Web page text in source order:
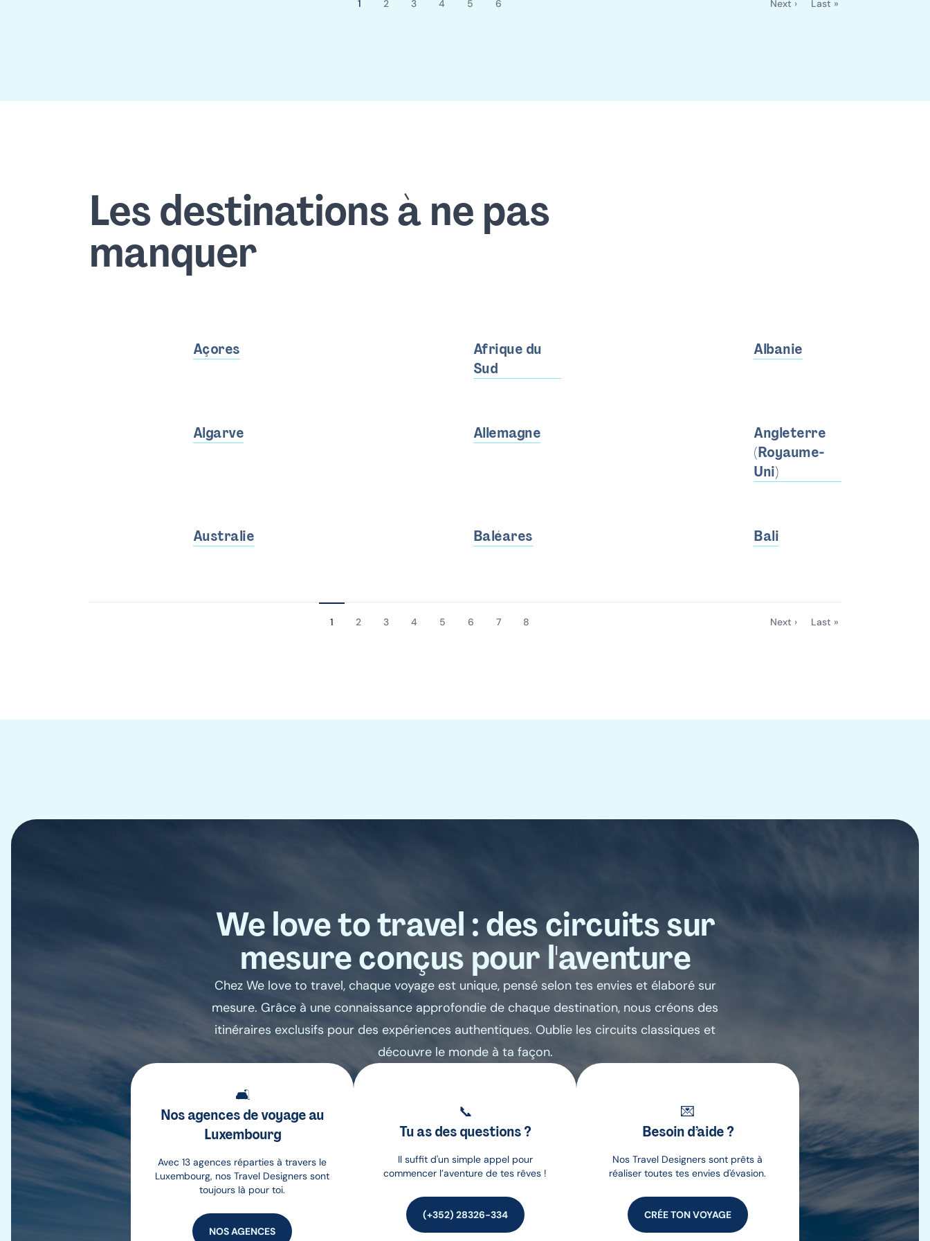
Page
1
Page
2
Page
3
Page
4
Page
5
Page
6
Page
Next ›
Dernière
Last »
Les destinations à ne pas
manquer
Açores
Afrique du
Sud
Albanie
Algarve Allemagne
Angleterre
(Royaume-
Uni)
Australie Baléares Bali
Page
1
Page
2
Page
3
Page
4
Page
5
Page
6
Page
7
Page
8
Page
Next ›
Dernière
Last »
We love to travel : des circuits sur
mesure conçus pour l'aventure
Chez We love to travel, chaque voyage est unique, pensé selon tes envies et élaboré sur
mesure. Grâce à une connaissance approfondie de chaque destination, nous créons des
itinéraires exclusifs pour des expériences authentiques. Oublie les circuits classiques et
découvre le monde à ta façon.
🛋️
Nos agences de voyage au
Luxembourg
Avec 13 agences réparties à travers le
Luxembourg, nos Travel Designers sont
toujours là pour toi.
NOS AGENCES
📞
Tu as des questions ?
Il suffit d'un simple appel pour
commencer l’aventure de tes rêves !
(+352) 28326-334
💌
Besoin d’aide ?
Nos Travel Designers sont prêts à
réaliser toutes tes envies d'évasion.
CRÉE TON VOYAGE